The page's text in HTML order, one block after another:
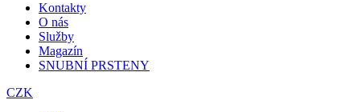
Kontakty
O nás
Služby
Magazín
SNUBNÍ PRSTENY
CZK